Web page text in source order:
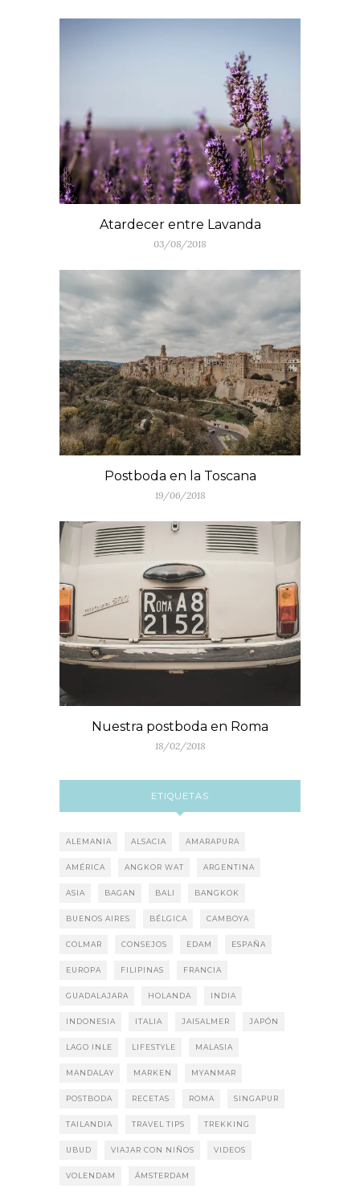
Atardecer entre Lavanda
03/08/2018
Postboda en la Toscana
19/06/2018
Nuestra postboda en Roma
18/02/2018
ETIQUETAS
ALEMANIA ALSACIA AMARAPURA
AMÉRICA ANGKOR WAT ARGENTINA
ASIA BAGAN BALI BANGKOK
BUENOS AIRES BÉLGICA CAMBOYA
COLMAR CONSEJOS EDAM ESPAÑA
EUROPA FILIPINAS FRANCIA
GUADALAJARA HOLANDA INDIA
INDONESIA ITALIA JAISALMER JAPÓN
LAGO INLE LIFESTYLE MALASIA
MANDALAY MARKEN MYANMAR
POSTBODA RECETAS ROMA SINGAPUR
TAILANDIA TRAVEL TIPS TREKKING
UBUD VIAJAR CON NIÑOS VIDEOS
VOLENDAM ÁMSTERDAM